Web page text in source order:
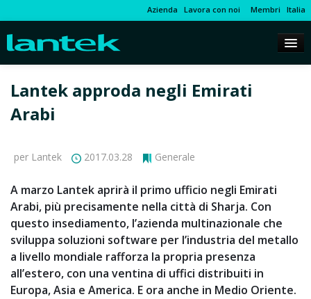
Azienda Lavora con noi Membri Italia
Lantek approda negli Emirati
Arabi
per Lantek 2017.03.28 Generale
A marzo Lantek aprirà il primo ufficio negli Emirati
Arabi, più precisamente nella città di Sharja. Con
questo insediamento, l’azienda multinazionale che
sviluppa soluzioni software per l’industria del metallo
a livello mondiale rafforza la propria presenza
all’estero, con una ventina di uffici distribuiti in
Europa, Asia e America. E ora anche in Medio Oriente.